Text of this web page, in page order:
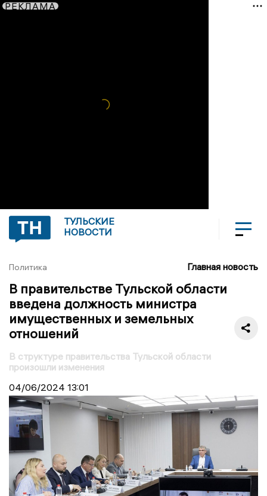
РЕКЛАМА
ТУЛЬСКИЕ
НОВОСТИ
Политика Главная новость
В правительстве Тульской области
введена должность министра
имущественных и земельных
отношений
В структуре правительства Тульской области
произошли изменения
04/06/2024 13:01